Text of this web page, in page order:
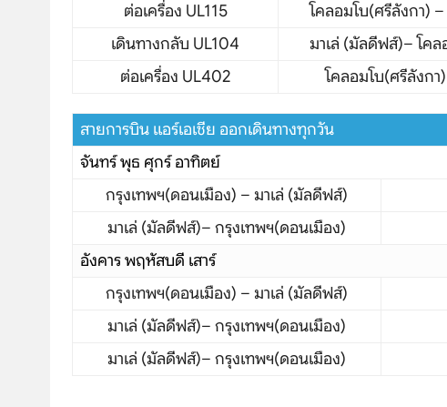
บริษัทเบสเฟรนด์ ฮอลิเดย์
เส้นทางที่ต้องการ
หน้าแรก
ทัวร์ต่างประเทศ
จัดกรุ๊ปต่างประเทศ
โปรไฟไหม้
ต่อเครื่อง UL115
โคลอมโบ(ศรีลังกา)
เดินทางกลับ UL104
มาเล่ (มัลดีฟส์)– โคล
ต่อเครื่อง UL402
โคลอมโบ(ศรีลังกา
สายการบิน แอร์เอเชีย ออกเดินทางทุกวัน
จันทร์ พุธ ศุกร์ อาทิตย์
กรุงเทพฯ(ดอนเมือง) – มาเล่ (มัลดีฟส์)
มาเล่ (มัลดีฟส์)– กรุงเทพฯ(ดอนเมือง)
อังคาร พฤหัสบดี เสาร์
กรุงเทพฯ(ดอนเมือง) – มาเล่ (มัลดีฟส์)
มาเล่ (มัลดีฟส์)– กรุงเทพฯ(ดอนเมือง)
มาเล่ (มัลดีฟส์)– กรุงเทพฯ(ดอนเมือง)